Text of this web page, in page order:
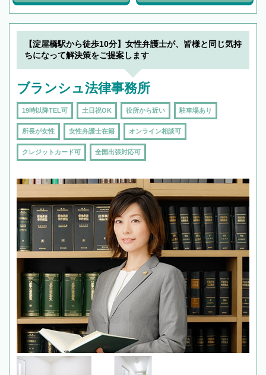
【淀屋橋駅から徒歩10分】女性弁護士が、皆様と同じ気持
ちになって解決策をご提案します
ブランシュ法律事務所
19時以降TEL可 土日祝OK 役所から近い 駐車場あり
所長が女性 女性弁護士在籍 オンライン相談可
クレジットカード可 全国出張対応可